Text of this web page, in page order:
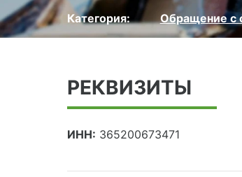
Категория: Обращение с
РЕКВИЗИТЫ
ИНН: 365200673471